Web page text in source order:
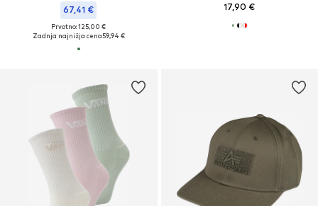
67,41 €
Prvotno: 125,00 €
Zadnja najnižja cena59,94 €
17,90 €